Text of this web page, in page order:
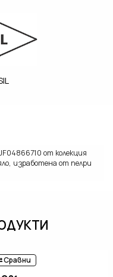
от колекция
изработена от пелри
Сравни